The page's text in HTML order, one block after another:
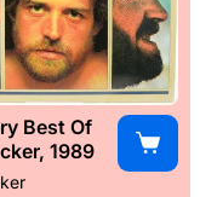
Best Of
1989